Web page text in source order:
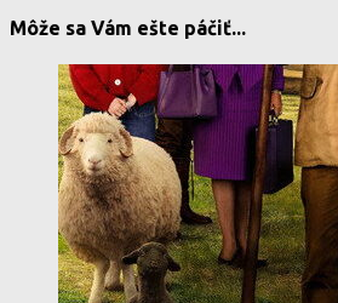
Môže sa Vám ešte páčiť...